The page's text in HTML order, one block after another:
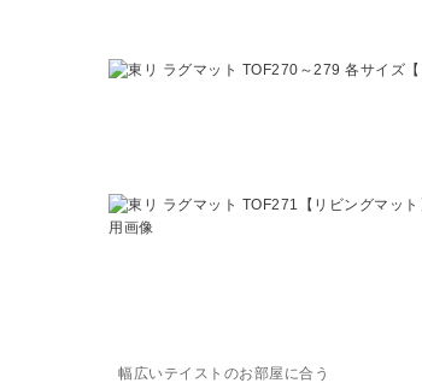
幅広いテイストのお部屋に合う